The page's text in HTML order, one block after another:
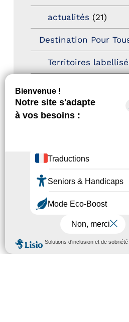
MENU
actualités (21)
Destination Pour
Territoires
Newsletter pro
Autres événements
Journées
Handicap